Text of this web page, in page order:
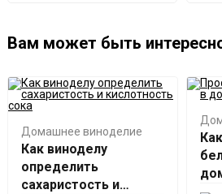
Вам может быть
Домашнее виноделие
Как виноделу
определить
сахаристость и